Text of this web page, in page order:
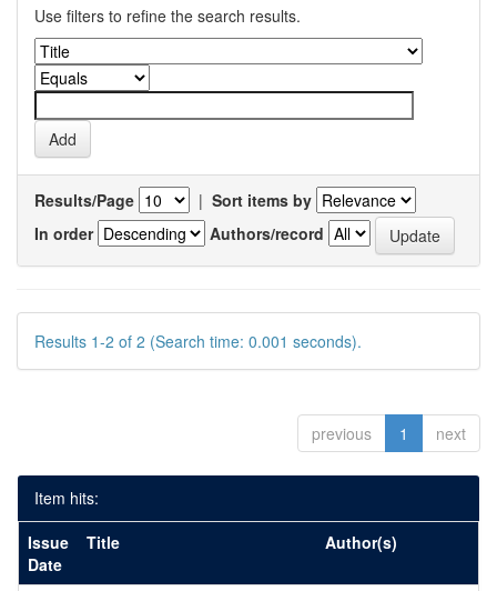
Use filters to refine the search results.
Results/Page | Sort items by
In order
Authors/record
Results 1-2 of 2 (Search time: 0.001 seconds).
previous 1 next
Item hits:
Issue
Date
Title Author(s)